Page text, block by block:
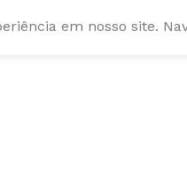
em nosso site.